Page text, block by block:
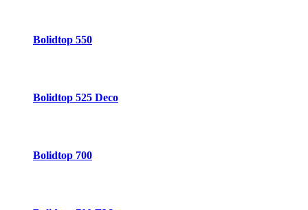
Bolidtop 550
Bolidtop 525 Deco
Bolidtop 700